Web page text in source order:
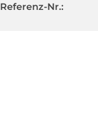
Referenz-Nr.: